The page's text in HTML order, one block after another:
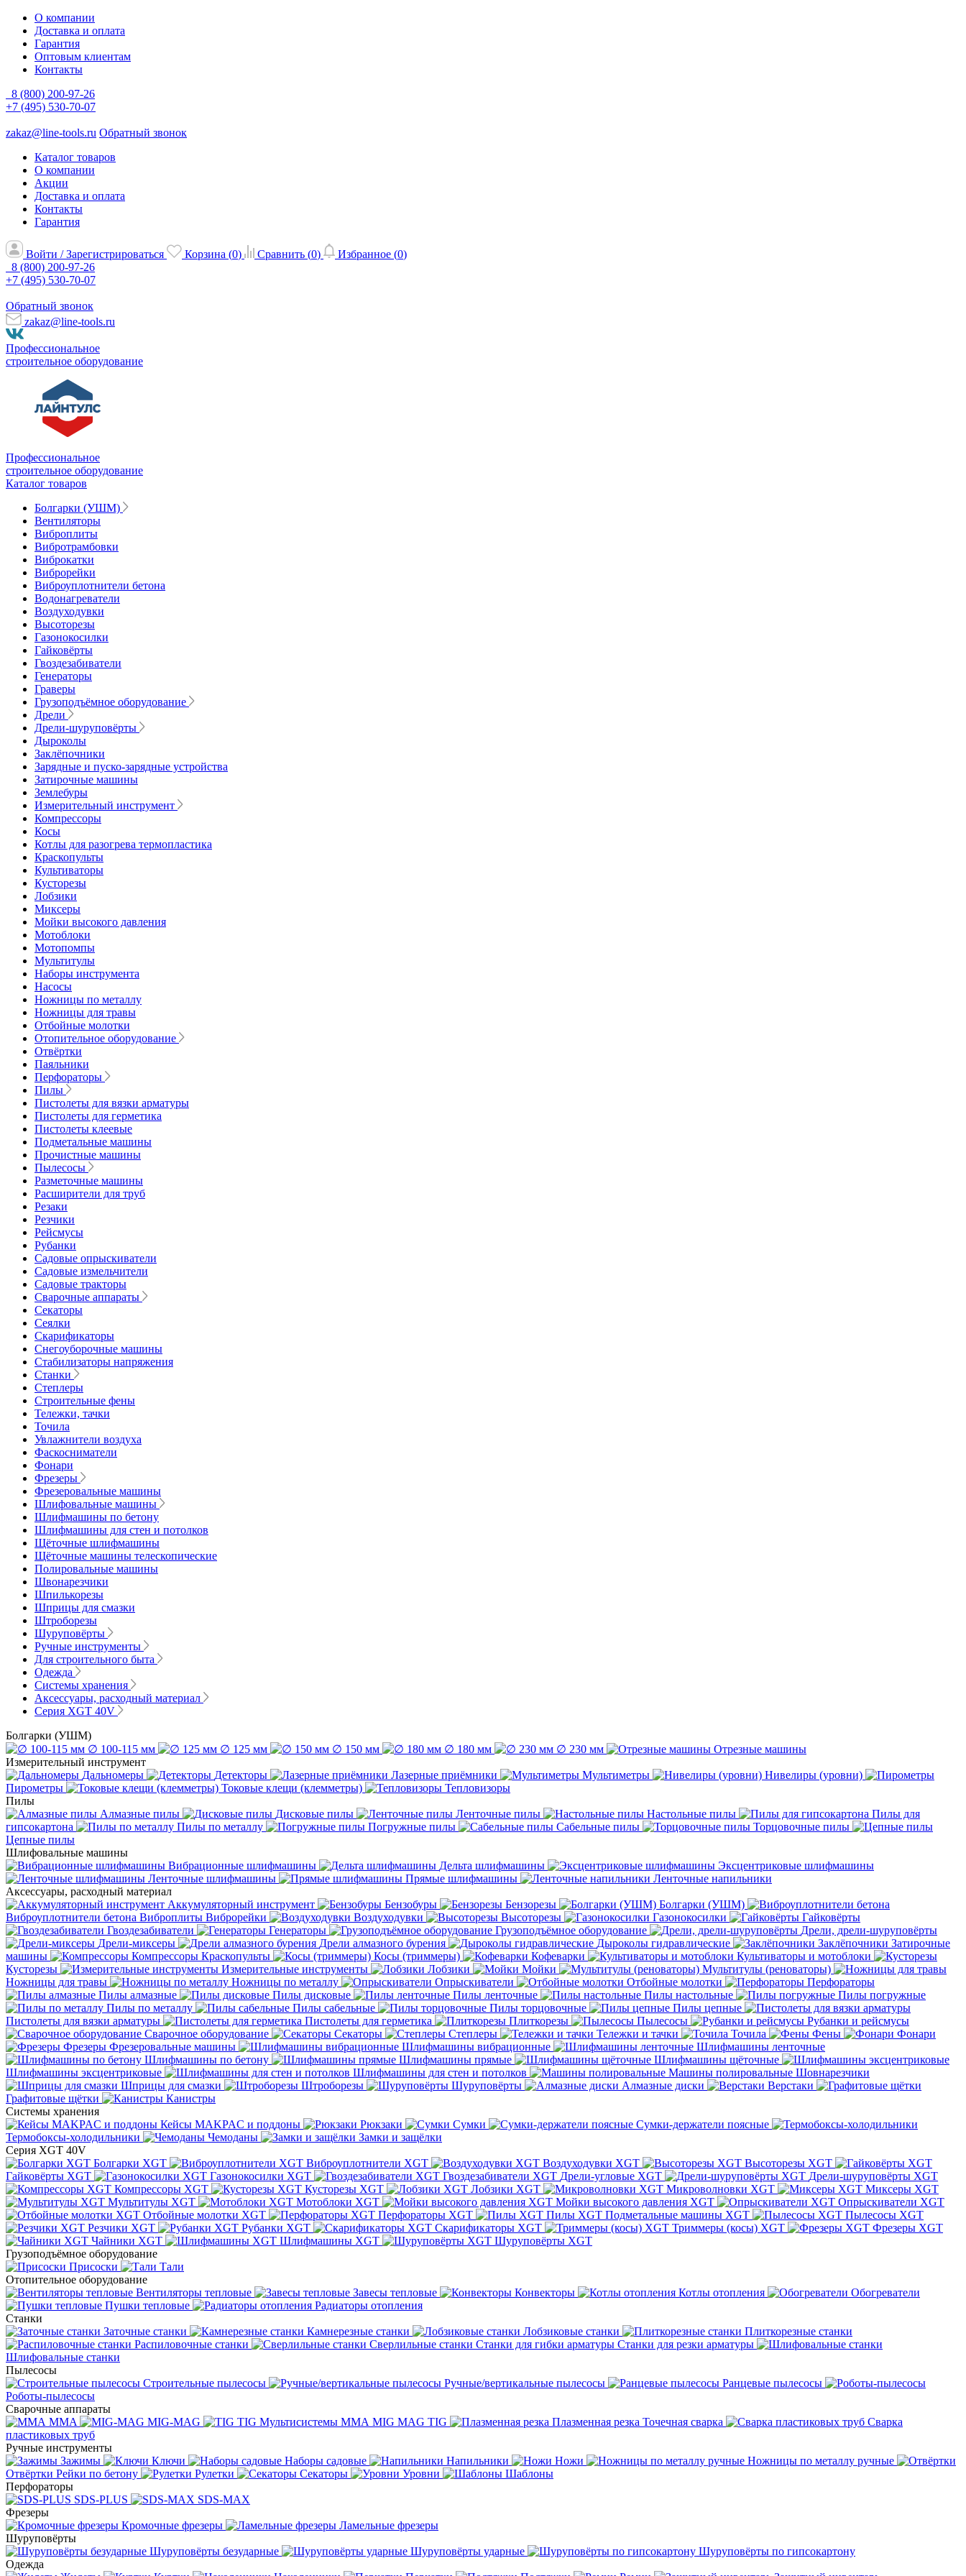
О компании
Доставка и оплата
Гарантия
Оптовым клиентам
Контакты
8 (800) 200-97-26
+7 (495) 530-70-07
zakaz@line-tools.ru Обратный звонок
Каталог товаров
О компании
Акции
Доставка и оплата
Контакты
Гарантия
Войти / Зарегистрироваться Корзина (0) Сравнить (0) Избранное (0)
8 (800) 200-97-26
+7 (495) 530-70-07
Обратный звонок
zakaz@line-tools.ru
Профессиональное
строительное оборудование
Профессиональное
строительное оборудование
Каталог товаров
Болгарки (УШМ)
Вентиляторы
Виброплиты
Вибротрамбовки
Виброкатки
Виброрейки
Виброуплотнители бетона
Водонагреватели
Воздуходувки
Высоторезы
Газонокосилки
Гайковёрты
Гвоздезабиватели
Генераторы
Граверы
Грузоподъёмное оборудование
Дрели
Дрели-шуруповёрты
Дыроколы
Заклёпочники
Зарядные и пуско-зарядные устройства
Затирочные машины
Землебуры
Измерительный инструмент
Компрессоры
Косы
Котлы для разогрева термопластика
Краскопульты
Культиваторы
Кусторезы
Лобзики
Миксеры
Мойки высокого давления
Мотоблоки
Мотопомпы
Мультитулы
Наборы инструмента
Насосы
Ножницы по металлу
Ножницы для травы
Отбойные молотки
Отопительное оборудование
Отвёртки
Паяльники
Перфораторы
Пилы
Пистолеты для вязки арматуры
Пистолеты для герметика
Пистолеты клеевые
Подметальные машины
Прочистные машины
Пылесосы
Разметочные машины
Расширители для труб
Резаки
Резчики
Рейсмусы
Рубанки
Садовые опрыскиватели
Садовые измельчители
Садовые тракторы
Сварочные аппараты
Секаторы
Сеялки
Скарификаторы
Снегоуборочные машины
Стабилизаторы напряжения
Станки
Степлеры
Строительные фены
Тележки, тачки
Точила
Увлажнители воздуха
Фаскосниматели
Фонари
Фрезеры
Фрезеровальные машины
Шлифовальные машины
Шлифмашины по бетону
Шлифмашины для стен и потолков
Щёточные шлифмашины
Щёточные машины телескопические
Полировальные машины
Швонарезчики
Шпилькорезы
Шприцы для смазки
Штроборезы
Шуруповёрты
Ручные инструменты
Для строительного быта
Одежда
Системы хранения
Аксессуары, расходный материал
Серия XGT 40V
Болгарки (УШМ)
∅ 100-115 мм
∅ 125 мм ∅ 150 мм ∅ 180 мм ∅ 230 мм
Отрезные машины
Измерительный инструмент
Дальномеры
Детекторы Лазерные приёмники Мультиметры
Нивелиры (уровни)
Пирометры
Токовые клещи (клемметры)
Тепловизоры
Пилы
Алмазные пилы
Дисковые пилы Ленточные пилы Настольные пилы
Пилы для
гипсокартона
Пилы по металлу Погружные пилы Сабельные пилы
Торцовочные пилы
Цепные пилы
Шлифовальные машины
Вибрационные шлифмашины
Дельта шлифмашины
Эксцентриковые шлифмашины
Ленточные шлифмашины
Прямые шлифмашины
Ленточные напильники
Аксессуары, расходный материал
Аккумуляторный инструмент
Бензобуры Бензорезы
Болгарки (УШМ)
Виброуплотнители бетона Виброплиты Виброрейки Воздуходувки Высоторезы Газонокосилки
Гайковёрты
Гвоздезабиватели
Генераторы Грузоподъёмное оборудование
Дрели, дрели-шуруповёрты
Дрели-миксеры
Дрели алмазного бурения Дыроколы гидравлические Заклёпочники Затирочные
машины
Компрессоры Краскопульты Косы (триммеры) Кофеварки
Культиваторы и мотоблоки
Кусторезы
Измерительные инструменты Лобзики Мойки
Мультитулы (реноваторы)
Ножницы для травы
Ножницы по металлу Опрыскиватели Отбойные молотки
Перфораторы
Пилы алмазные
Пилы дисковые Пилы ленточные Пилы настольные
Пилы погружные
Пилы по металлу
Пилы сабельные Пилы торцовочные
Пилы цепные
Пистолеты для вязки арматуры
Пистолеты для герметика Плиткорезы Пылесосы
Рубанки и рейсмусы
Сварочное оборудование
Секаторы Степлеры Тележки и тачки Точила Фены
Фонари
Фрезеры Фрезеровальные машины Шлифмашины вибрационные
Шлифмашины ленточные
Шлифмашины по бетону
Шлифмашины прямые
Шлифмашины щёточные
Шлифмашины эксцентриковые
Шлифмашины для стен и потолков Машины полировальные Шовнарезчики
Шприцы для смазки
Штроборезы Шуруповёрты Алмазные диски
Верстаки
Графитовые щётки
Канистры
Системы хранения
Кейсы MAKPAC и поддоны
Рюкзаки Сумки
Сумки-держатели поясные
Термобоксы-холодильники
Чемоданы
Замки и защёлки
Серия XGT 40V
Болгарки XGT
Виброуплотнители XGT Воздуходувки XGT
Высоторезы XGT
Гайковёрты XGT
Газонокосилки XGT Гвоздезабиватели XGT Дрели-угловые XGT
Дрели-шуруповёрты XGT
Компрессоры XGT
Кусторезы XGT Лобзики XGT Микроволновки XGT
Миксеры XGT
Мультитулы XGT
Мотоблоки XGT Мойки высокого давления XGT
Опрыскиватели XGT
Отбойные молотки XGT
Перфораторы XGT Пилы XGT Подметальные машины XGT
Пылесосы XGT
Резчики XGT
Рубанки XGT Скарификаторы XGT Триммеры (косы) XGT
Фрезеры XGT
Чайники XGT
Шлифмашины XGT
Шуруповёрты XGT
Грузоподъёмное оборудование
Присоски
Тали
Отопительное оборудование
Вентиляторы тепловые
Завесы тепловые Конвекторы Котлы отопления
Обогреватели
Пушки тепловые
Радиаторы отопления
Станки
Заточные станки
Камнерезные станки Лобзиковые станки
Плиткорезные станки
Распиловочные станки
Сверлильные станки Станки для гибки арматуры Станки для резки арматуры
Шлифовальные станки
Пылесосы
Строительные пылесосы
Ручные/вертикальные пылесосы
Ранцевые пылесосы
Роботы-пылесосы
Сварочные аппараты
MMA
MIG-MAG TIG Мультисистемы ММА MIG MAG TIG Плазменная резка Точечная сварка
Cварка
пластиковых труб
Ручные инструменты
Зажимы
Ключи Наборы садовые Напильники Ножи
Ножницы по металлу ручные
Отвёртки Рейки по бетону Рулетки Секаторы Уровни
Шаблоны
Перфораторы
SDS-PLUS
SDS-MAX
Фрезеры
Кромочные фрезеры
Ламельные фрезеры
Шуруповёрты
Шуруповёрты безударные
Шуруповёрты ударные
Шуруповёрты по гипсокартону
Одежда